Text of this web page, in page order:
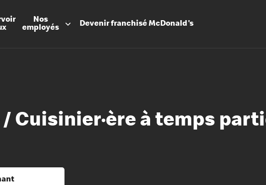
Nos
employés
DevenirfranchiséMcDonald's
Les
/ Cuisinier·ère à temps